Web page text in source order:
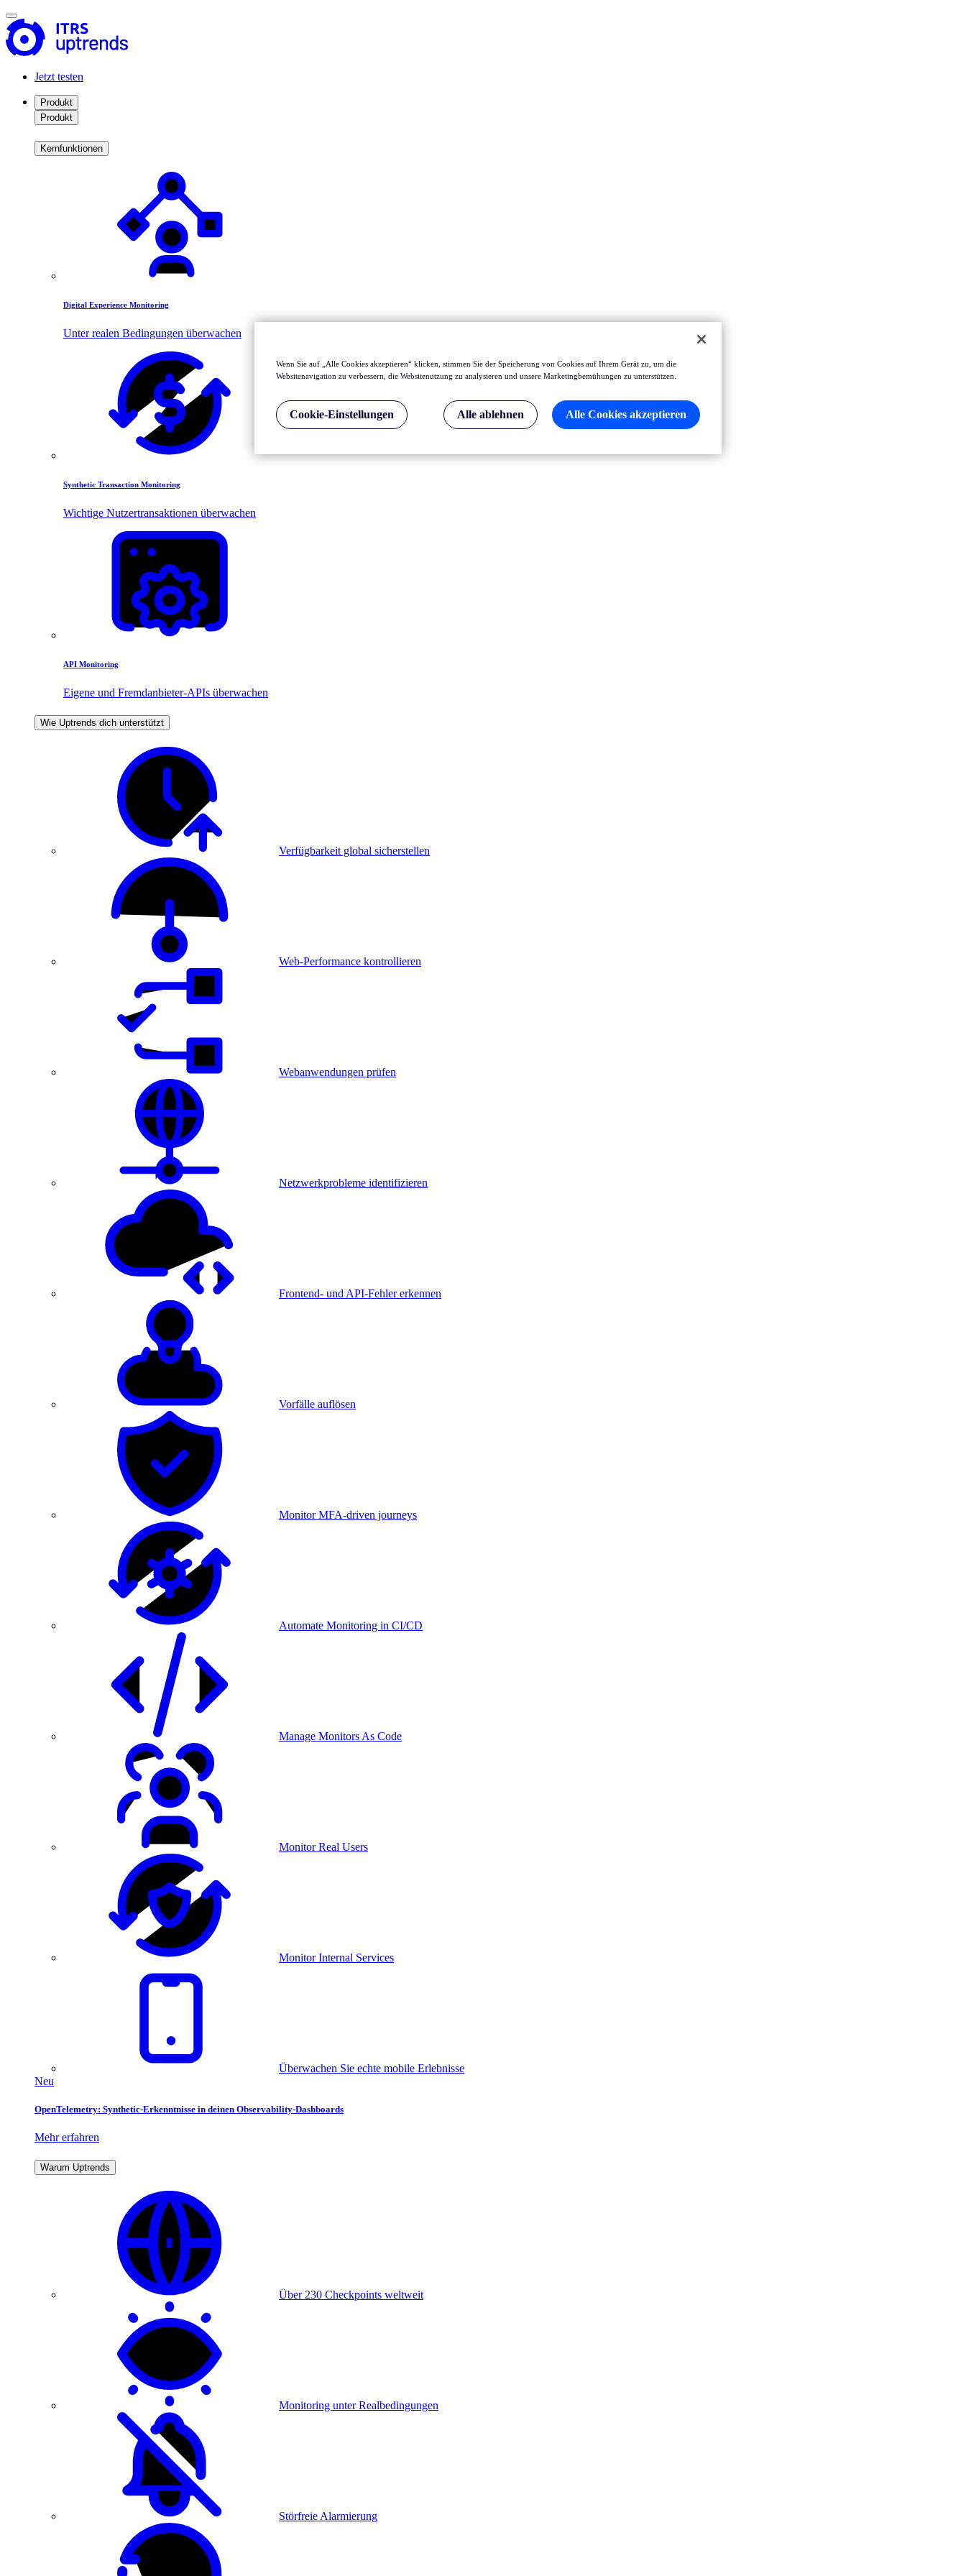
Jetzt testen
Produkt
Produkt
Kernfunktionen
Digital Experience Monitoring
Unter realen Bedingungen überwachen
Synthetic Transaction Monitoring
Wichtige Nutzertransaktionen überwachen
API Monitoring
Eigene und Fremdanbieter-APIs überwachen
Wie Uptrends dich unterstützt
Verfügbarkeit global sicherstellen
Web-Performance kontrollieren
Webanwendungen prüfen
Netzwerkprobleme identifizieren
Frontend- und API-Fehler erkennen
Vorfälle auflösen
Monitor MFA-driven journeys
Automate Monitoring in CI/CD
Manage Monitors As Code
Monitor Real Users
Monitor Internal Services
Überwachen Sie echte mobile Erlebnisse
Neu
OpenTelemetry: Synthetic-Erkenntnisse in deinen Observability-Dashboards
Mehr erfahren
Warum Uptrends
Über 230 Checkpoints weltweit
Monitoring unter Realbedingungen
Störfreie Alarmierung
Wenn Sie auf „Alle Cookies akzeptieren“ klicken, stimmen Sie der Speicherung von Cookies auf Ihrem Gerät zu, um die
Websitenavigation zu verbessern, die Websitenutzung zu analysieren und unsere Marketingbemühungen zu unterstützen.
Cookie-Einstellungen Alle ablehnen Alle Cookies akzeptieren